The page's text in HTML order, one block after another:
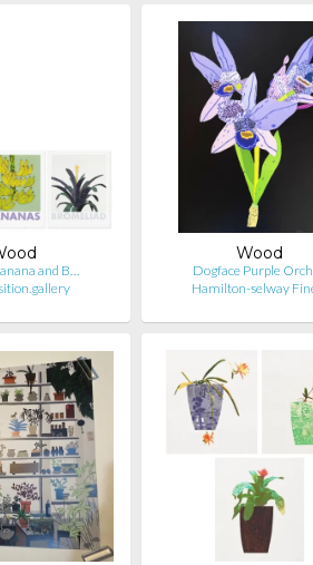
and B…
Wood
Dogface Purple
Hamilton-selway